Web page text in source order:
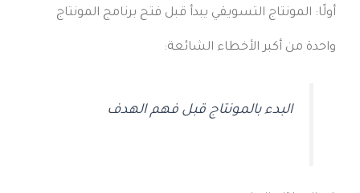
أولًا: المونتاج التسويقي يبدأ قبل فتح برنامج المونتاج
واحدة من أكبر الأخطاء الشائعة:
البدء بالمونتاج قبل فهم الهدف